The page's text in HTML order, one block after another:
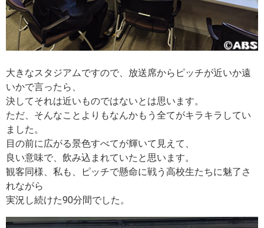
大きなスタジアムですので、放送席からピッチが近いか遠
いかで言ったら、
決してそれは近いものではないとは思います。
ただ、そんなことよりもなんかもう全てがキラキラしてい
ました。
目の前に広がる景色すべてが輝いて見えて、
良い意味で、飲み込まれていたと思います。
観客同様、私も、ピッチで懸命に戦う高校生たちに魅了さ
れながら
実況し続けた90分間でした。